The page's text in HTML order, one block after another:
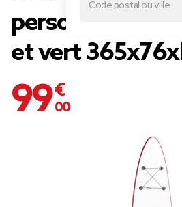
personne
et vert
99,00 €